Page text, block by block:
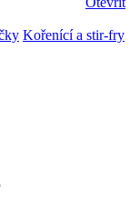
Kořenící a stir-fry